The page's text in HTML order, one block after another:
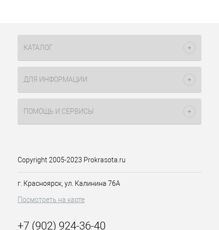
КАТАЛОГ
ДЛЯ ИНФОРМАЦИИ
ПОМОЩЬ И СЕРВИСЫ
Copyright 2005-2023 Prokrasota.ru
г. Красноярск, ул. Калинина 76А
Посмотреть на карте
+7 (902) 924-36-40